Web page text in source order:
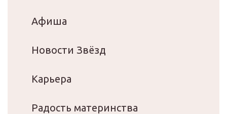
Афиша
Новости Звёзд
Карьера
Радость материнства